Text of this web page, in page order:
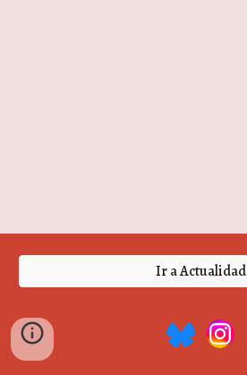
Ir a Actualidad